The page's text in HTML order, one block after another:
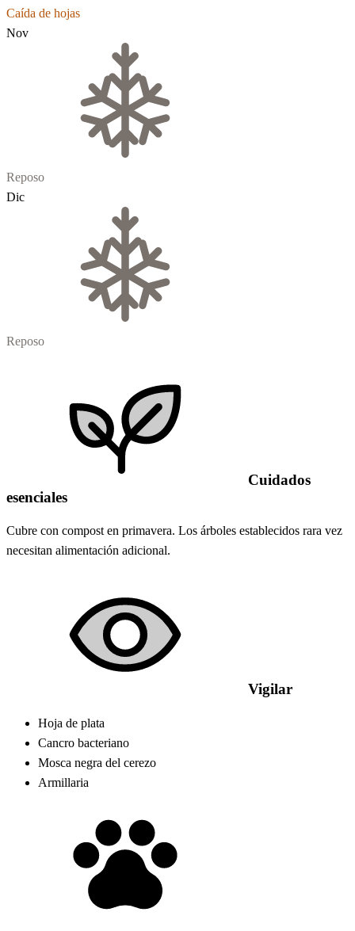
Caída de hojas
Nov
Reposo
Dic
Reposo
Cuidados
esenciales
Cubre con compost en primavera. Los árboles establecidos rara vez
necesitan alimentación adicional.
Vigilar
Hoja de plata
Cancro bacteriano
Mosca negra del cerezo
Armillaria